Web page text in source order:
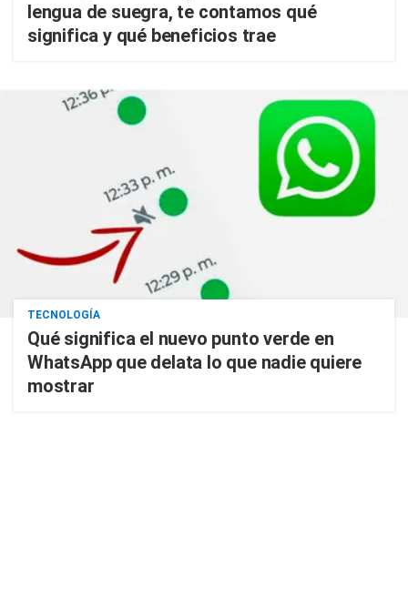
lengua de suegra, te contamos qué
significa y qué beneficios trae
TECNOLOGÍA
Qué significa el nuevo punto verde en
WhatsApp que delata lo que nadie quiere
mostrar